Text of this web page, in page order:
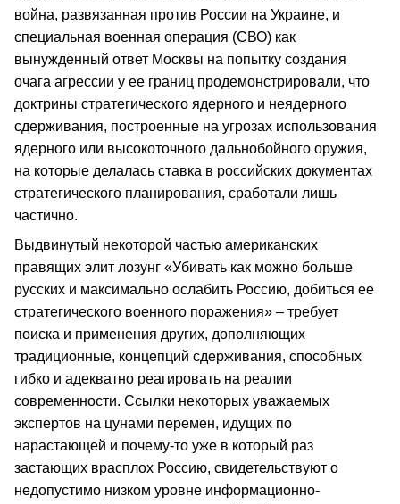
война, развязанная против России на Украине, и
специальная военная операция (СВО) как
вынужденный ответ Москвы на попытку создания
очага агрессии у ее границ продемонстрировали, что
доктрины стратегического ядерного и неядерного
сдерживания, построенные на угрозах использования
ядерного или высокоточного дальнобойного оружия,
на которые делалась ставка в российских документах
стратегического планирования, сработали лишь
частично.
Выдвинутый некоторой частью американских
правящих элит лозунг «Убивать как можно больше
русских и максимально ослабить Россию, добиться ее
стратегического военного поражения» – требует
поиска и применения других, дополняющих
традиционные, концепций сдерживания, способных
гибко и адекватно реагировать на реалии
современности. Ссылки некоторых уважаемых
экспертов на цунами перемен, идущих по
нарастающей и почему-то уже в который раз
застающих врасплох Россию, свидетельствуют о
недопустимо низком уровне информационно-